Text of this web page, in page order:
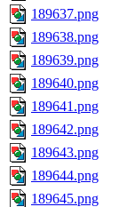
189637.png
189638.png
189639.png
189640.png
189641.png
189642.png
189643.png
189644.png
189645.png